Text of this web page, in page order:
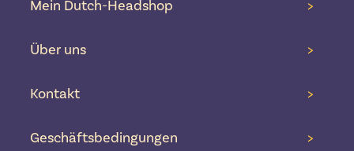
Mein Dutch-Headshop >
Über uns >
Kontakt >
Geschäftsbedingungen >